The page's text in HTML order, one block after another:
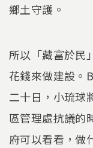
鄉土守護。
所以「藏富於民
花錢來做建設。
二十日，小琉球
區管理處抗議的
府可以看看，做